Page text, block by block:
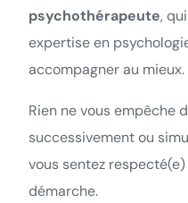
psychothérapeute,
expertise en
accompagner au mieux.
Rien ne vous empêche
successivement ou
vous sentez
démarche.